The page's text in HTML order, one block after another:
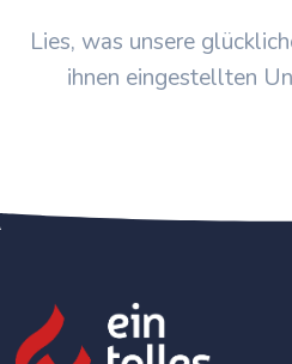
Lies, was unsere
ihnen eingestellten